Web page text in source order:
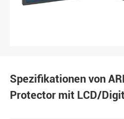
Spezifikationen von
Protector mit LCD/